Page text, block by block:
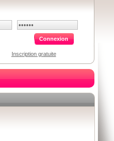
Inscription gratuite